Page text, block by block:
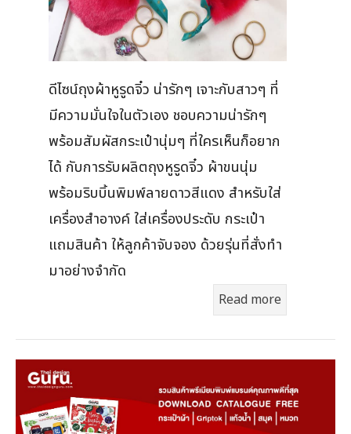
ดีไซน์ถุงผ้าหูรูดจิ๋ว น่ารักๆ เจาะกับสาวๆ ที่
มีความมั่นใจในตัวเอง ชอบความน่ารักๆ
พร้อมสัมผัสกระเป๋านุ่มๆ ที่ใครเห็นก็อยาก
ได้ กับการรับผลิตถุงหูรูดจิ๋ว ผ้าขนนุ่ม
พร้อมริบบิ้นพิมพ์ลายดาวสีแดง สำหรับใส่
เครื่องสำอางค์ ใส่เครื่องประดับ กระเป๋า
แถมสินค้า ให้ลูกค้าจับจอง ด้วยรุ่นที่สั่งทำ
มาอย่างจำกัด
Read more